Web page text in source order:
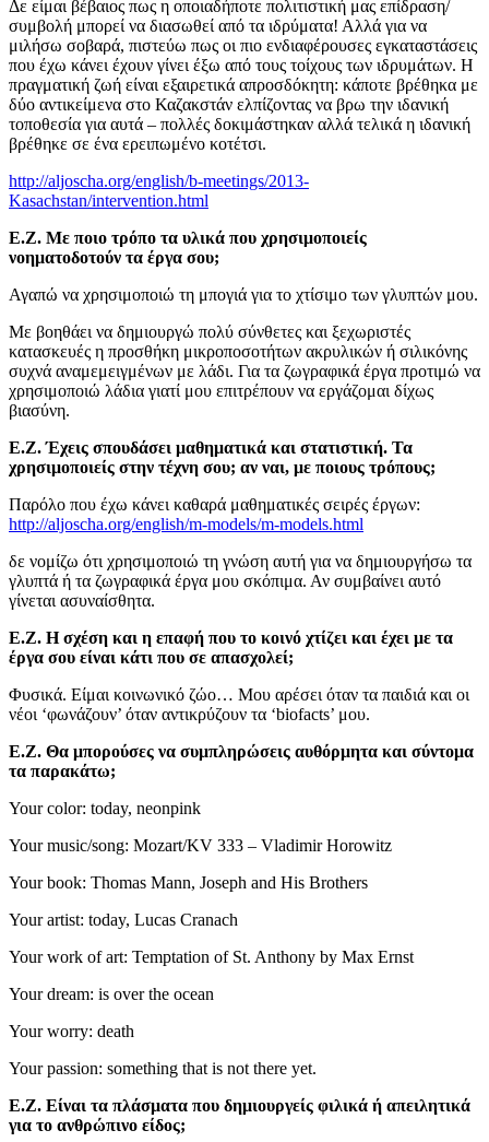
Δε είμαι βέβαιος πως η οποιαδήποτε πολιτιστική μας επίδραση/
συμβολή μπορεί να διασωθεί από τα ιδρύματα! Αλλά για να
μιλήσω σοβαρά, πιστεύω πως οι πιο ενδιαφέρουσες εγκαταστάσεις
που έχω κάνει έχουν γίνει έξω από τους τοίχους των ιδρυμάτων. Η
πραγματική ζωή είναι εξαιρετικά απροσδόκητη: κάποτε βρέθηκα με
δύο αντικείμενα στο Καζακστάν ελπίζοντας να βρω την ιδανική
τοποθεσία για αυτά – πολλές δοκιμάστηκαν αλλά τελικά η ιδανική
βρέθηκε σε ένα ερειπωμένο κοτέτσι.
http://aljoscha.org/english/b-meetings/2013-
Kasachstan/intervention.html
Ε.Ζ. Με ποιο τρόπο τα υλικά που χρησιμοποιείς
νοηματοδοτούν τα έργα σου;
Αγαπώ να χρησιμοποιώ τη μπογιά για το χτίσιμο των γλυπτών μου.
Με βοηθάει να δημιουργώ πολύ σύνθετες και ξεχωριστές
κατασκευές η προσθήκη μικροποσοτήτων ακρυλικών ή σιλικόνης
συχνά αναμεμειγμένων με λάδι. Για τα ζωγραφικά έργα προτιμώ να
χρησιμοποιώ λάδια γιατί μου επιτρέπουν να εργάζομαι δίχως
βιασύνη.
Ε.Ζ. Έχεις σπουδάσει μαθηματικά και στατιστική. Τα
χρησιμοποιείς στην τέχνη σου; αν ναι, με ποιους τρόπους;
Παρόλο που έχω κάνει καθαρά μαθηματικές σειρές έργων:
http://aljoscha.org/english/m-models/m-models.html
δε νομίζω ότι χρησιμοποιώ τη γνώση αυτή για να δημιουργήσω τα
γλυπτά ή τα ζωγραφικά έργα μου σκόπιμα. Αν συμβαίνει αυτό
γίνεται ασυναίσθητα.
Ε.Ζ. Η σχέση και η επαφή που το κοινό χτίζει και έχει με τα
έργα σου είναι κάτι που σε απασχολεί;
Φυσικά. Είμαι κοινωνικό ζώο… Μου αρέσει όταν τα παιδιά και οι
νέοι ‘φωνάζουν’ όταν αντικρύζουν τα ‘biofacts’ μου.
Ε.Ζ. Θα μπορούσες να συμπληρώσεις αυθόρμητα και σύντομα
τα παρακάτω;
Your color: today, neonpink
Your music/song: Mozart/KV 333 – Vladimir Horowitz
Your book: Thomas Mann, Joseph and His Brothers
Your artist: today, Lucas Cranach
Your work of art: Temptation of St. Anthony by Max Ernst
Your dream: is over the ocean
Your worry: death
Your passion: something that is not there yet.
Ε.Ζ. Είναι τα πλάσματα που δημιουργείς φιλικά ή απειλητικά
για το ανθρώπινο είδος;